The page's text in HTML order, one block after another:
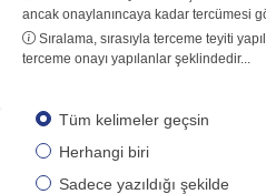
ancak onaylanıncaya kadar tercümesi
Sıralama, sırasıyla terceme teyiti
terceme onayı yapılanlar şeklindedir...
Tüm kelimeler geçsin
Herhangi biri
Sadece yazıldığı şekilde